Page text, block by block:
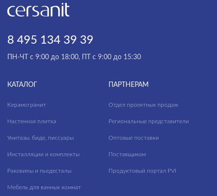
8 495 134 39 39
ПН-ЧТ с 9:00 до 18:00, ПТ с 9:00 до 15:30
КАТАЛОГ
Керамогранит
Настенная плитка
Унитазы, биде, писсуары
Инсталляции и комплекты
Раковины и пьедесталы
Мебель для ванных комнат
ПАРТНЕРАМ
Отдел проектных продаж
Региональные представители
Оптовые поставки
Поставщикам
Продуктовый портал PVI